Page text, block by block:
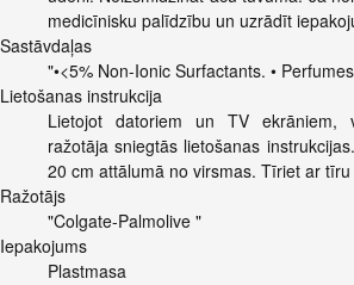
medicīnisku palīdzību un uzrādīt
Sastāvdaļas
"•<5% Non-Ionic Surfactants. •
Lietošanas instrukcija
Lietojot datoriem un TV ekrāniem,
ražotāja sniegtās lietošanas
20 cm attālumā no virsmas. Tīriet ar
Ražotājs
"Colgate-Palmolive "
Iepakojums
Plastmasa